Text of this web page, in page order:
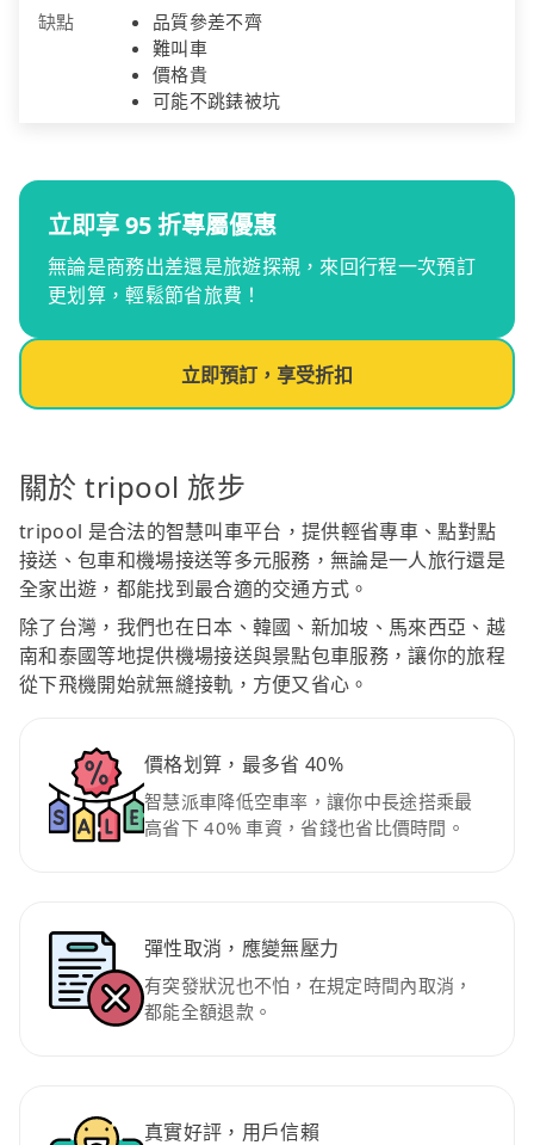
缺點
品質參差不齊
難叫車
價格貴
可能不跳錶被坑
立即享 95 折專屬優惠
無論是商務出差還是旅遊探親，來回行程一次預訂
更划算，輕鬆節省旅費！
立即預訂，享受折扣
關於 tripool 旅步
tripool 是合法的智慧叫車平台，提供輕省專車、點對點
接送、包車和機場接送等多元服務，無論是一人旅行還是
全家出遊，都能找到最合適的交通方式。
除了台灣，我們也在日本、韓國、新加坡、馬來西亞、越
南和泰國等地提供機場接送與景點包車服務，讓你的旅程
從下飛機開始就無縫接軌，方便又省心。
價格划算，最多省 40%
智慧派車降低空車率，讓你中長途搭乘最
高省下 40% 車資，省錢也省比價時間。
彈性取消，應變無壓力
有突發狀況也不怕，在規定時間內取消，
都能全額退款。
真實好評，用戶信賴